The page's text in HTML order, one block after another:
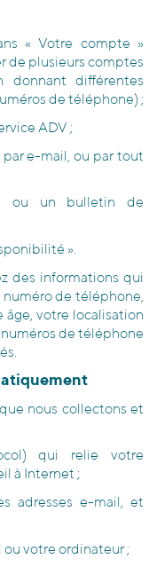
« Votre compte »
de plusieurs comptes
différentes
de téléphone) ;
ADV ;
e-mail, ou par tout
ou un bulletin de
».
des informations qui
de téléphone,
votre localisation
de téléphone
nous collectons et
qui relie votre
à Internet ;
adresses e-mail, et
votre ordinateur ;